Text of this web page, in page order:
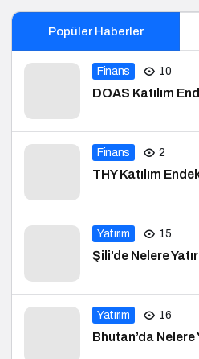
Popüler Haberler
Finans 10
DOAS Katılım
Finans 2
THY Katılım
Yatırım 15
Şili’de Nelere
Yatırım 16
Bhutan’da Nelere